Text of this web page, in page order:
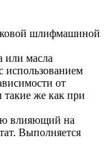
шлифмашиной
или масла
от
же как при
влияющий на
Выполняется